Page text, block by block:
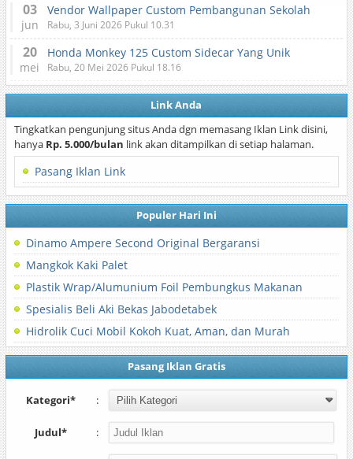
03
jun
Vendor Wallpaper Custom Pembangunan Sekolah
Rabu, 3 Juni 2026 Pukul 10.31
20
mei
Honda Monkey 125 Custom Sidecar Yang Unik
Rabu, 20 Mei 2026 Pukul 18.16
Link Anda
Tingkatkan pengunjung situs Anda dgn memasang Iklan Link disini,
hanya Rp. 5.000/bulan link akan ditampilkan di setiap halaman.
Pasang Iklan Link
Populer Hari Ini
Dinamo Ampere Second Original Bergaransi
Mangkok Kaki Palet
Plastik Wrap/Alumunium Foil Pembungkus Makanan
Spesialis Beli Aki Bekas Jabodetabek
Hidrolik Cuci Mobil Kokoh Kuat, Aman, dan Murah
Pasang Iklan Gratis
Kategori* :
Judul* :